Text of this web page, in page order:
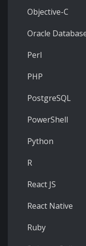
Objective-C
Oracle
Perl
PHP
PostgreSQL
PowerShell
Python
R
React JS
React Native
Ruby